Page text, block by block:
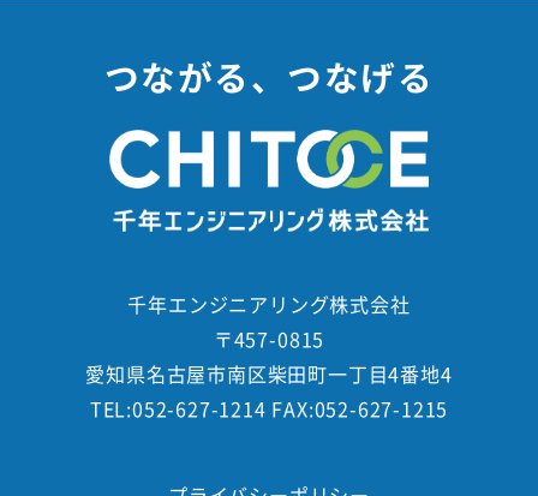
つながる、つなげる
千年エンジニアリング株式会社
〒457-0815
愛知県名古屋市南区柴田町一丁目4番地4
TEL:052-627-1214 FAX:052-627-1215